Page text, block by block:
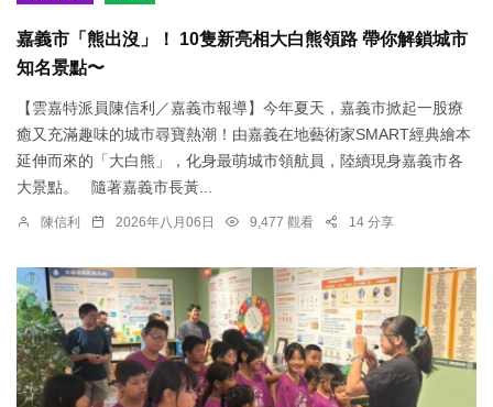
嘉義市「熊出沒」！ 10隻新亮相大白熊領路 帶你解鎖城市
知名景點〜
【雲嘉特派員陳信利／嘉義市報導】今年夏天，嘉義市掀起一股療
癒又充滿趣味的城市尋寶熱潮！由嘉義在地藝術家SMART經典繪本
延伸而來的「大白熊」，化身最萌城市領航員，陸續現身嘉義市各
大景點。 隨著嘉義市長黃...
陳信利 2026年八月06日 9,477 觀看 14 分享